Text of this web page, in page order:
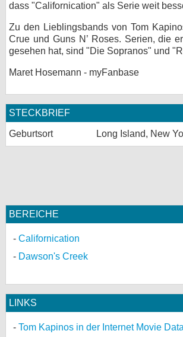
dass "Californication" als Serie weit
Zu den Lieblingsbands von Tom
Crue und Guns N’ Roses. Serien, die
gesehen hat, sind "Die Sopranos" und
Maret Hosemann - myFanbase
STECKBRIEF
Geburtsort Long Island, New
BEREICHE
Californication
Dawson's Creek
LINKS
Tom Kapinos in der Internet Movie
Datenschutz
Cookie-
Impressum
Desktop-Ansicht